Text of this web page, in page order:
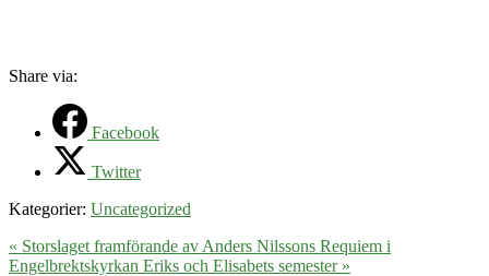
Share via:
Facebook
Twitter
Kategorier: Uncategorized
« Storslaget framförande av Anders Nilssons Requiem i
Engelbrektskyrkan Eriks och Elisabets semester »